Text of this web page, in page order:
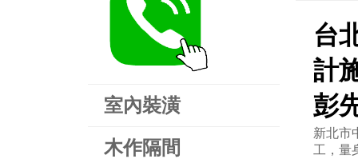
室內裝潢
木作隔間
台
計
彭
新北市
工，量